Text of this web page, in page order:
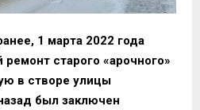
1 марта 2022 года
ремонт старого «арочного»
в створе улицы
был заключен